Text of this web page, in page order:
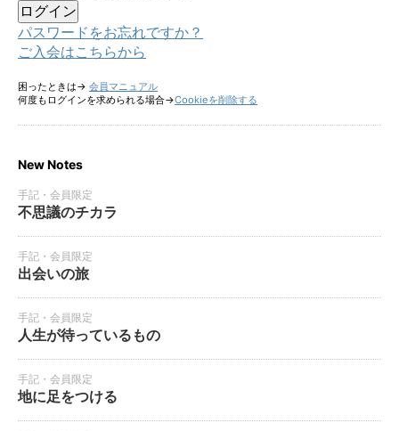
パスワードをお忘れですか？
ご入会はこちらから
困ったときは→ 会員マニュアル
何度もログインを求められる場合→Cookieを削除する
New Notes
手記・会員限定
不思議のチカラ
手記・会員限定
出会いの旅
手記・会員限定
人生が待っているもの
手記・会員限定
地に足をつける